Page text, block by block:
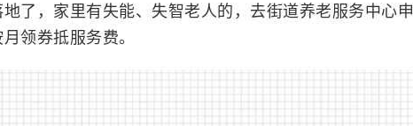
了，家里有失能、失智老人的，去街道养老服务中心申
领券抵服务费。